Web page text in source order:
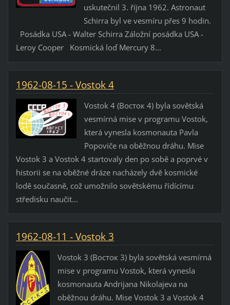
uskutečnil 3. října 1962. Astronaut
Schirra byl ve vesmíru přes 9 hodin.
Posádka USA - Walter Schirra Záložní posádka USA -
Leroy Cooper Kosmická loď Mercury 8...
1962-08-15 - Vostok 4
Vostok 4 (Восток 4) byla sovětská
vesmírná mise v programu Vostok,
která vynesla kosmonauta Pavla
Popoviče na oběžnou dráhu. Mise
Vostok 3 a Vostok 4 startovaly den po sobě a poprvé v
historii se na oběžné dráze nacházely dvě kosmické
lodě současně, což umožnilo sovětskému řídícímu
středisku naučit...
1962-08-11 - Vostok 3
Vostok 3 (Восток 3) byla sovětská vesmírná
mise v programu Vostok, která vynesla
kosmonauta Andrijana Nikolajeva na
oběžnou dráhu. Mise Vostok 3 a Vostok 4